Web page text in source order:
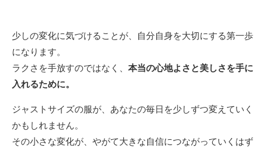
少しの変化に気づけることが、自分自身を大切にする第一歩
になります。
ラクさを手放すのではなく、 本当の心地よさと美しさを手に
入れるために。
ジャストサイズの服が、あなたの毎日を少しずつ変えていく
かもしれません。
その小さな変化が、やがて大きな自信につながっていくはず